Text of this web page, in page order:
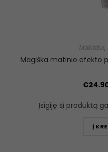
Makiažui,
Magiška matinio efekto
€
Įsigiję šį produktą
Į